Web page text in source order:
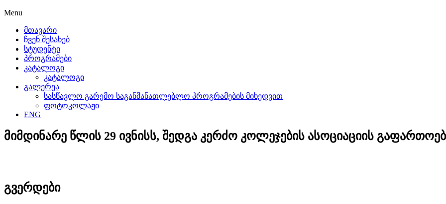
Menu
მთავარი
ჩვენ შესახებ
სტუდენტი
პროგრამები
კატალოგი
კატალოგი
გალერეა
სასწავლო გარემო საგანმანათლებლო პროგრამების მიხედვით
ფოტოკოლაჟი
ENG
მიმდინარე წლის 29 ივნისს, შედგა კერძო კოლეჯების ასოციაციის
გვერდები